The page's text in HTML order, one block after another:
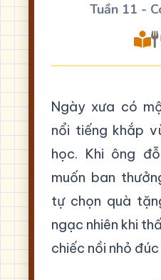
Tuần 11 -
Ngày xưa có
nổi tiếng khắp
học. Khi ông
muốn ban
tự chọn quà
ngạc nhiên khi
chiếc nồi nhỏ